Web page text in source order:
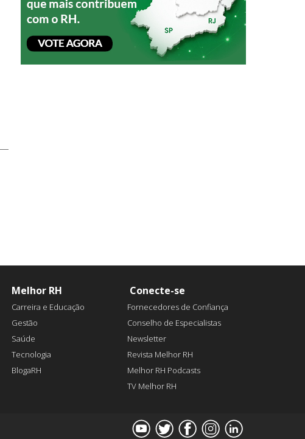
Melhor RH
Carreira e Educação
Gestão
Saúde
Tecnologia
BlogaRH
Conecte-se
Fornecedores de Confiança
Conselho de Especialistas
Newsletter
Revista Melhor RH
Melhor RH Podcasts
TV Melhor RH